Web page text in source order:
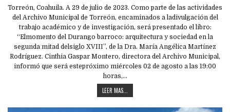
Torreón, Coahuila. A 29 de julio de 2023. Como parte de las actividades
del Archivo Municipal de Torreón, encaminados a ladivulgación del
trabajo académico y de investigación, será presentado el libro:
“Elmomento del Durango barroco: arquitectura y sociedad en la
segunda mitad delsiglo XVIII”, de la Dra. María Angélica Martínez
Rodríguez. Cinthia Gaspar Montero, directora del Archivo Municipal,
informó que será estepróximo miércoles 02 de agosto a las 19:00
horas,…
LEER MAS...